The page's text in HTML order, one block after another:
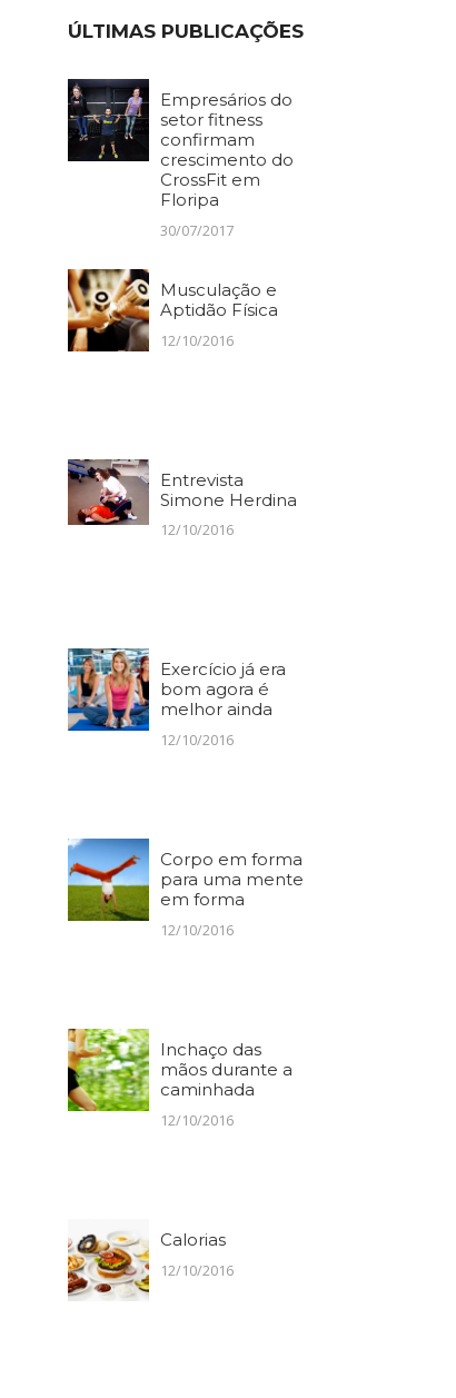
ÚLTIMAS PUBLICAÇÕES
Empresários do
setor fitness
confirmam
crescimento do
CrossFit em
Floripa
30/07/2017
Musculação e
Aptidão Física
12/10/2016
Entrevista
Simone Herdina
12/10/2016
Exercício já era
bom agora é
melhor ainda
12/10/2016
Corpo em forma
para uma mente
em forma
12/10/2016
Inchaço das
mãos durante a
caminhada
12/10/2016
Calorias
12/10/2016